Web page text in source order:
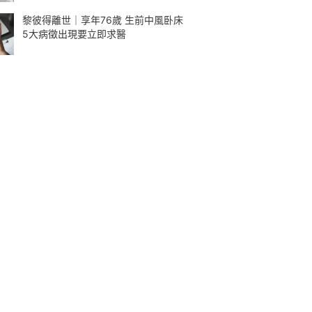
黎彼得離世｜享年76歲 生前中風卧床
5大病徵出現要立即求醫